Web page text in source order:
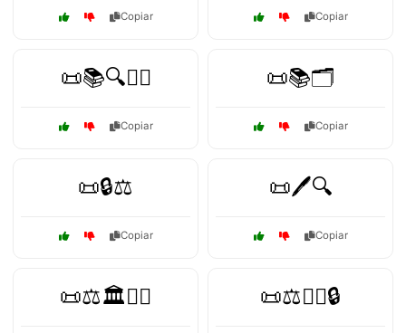
Copiar Copiar
📜📚🔍👨‍⚖️
Copiar
📜📚🗂️
Copiar
📜🔒⚖️
Copiar
📜🖊️🔍
Copiar
📜⚖️🏛️👩‍⚖️ 📜⚖️👩‍⚖️🔒